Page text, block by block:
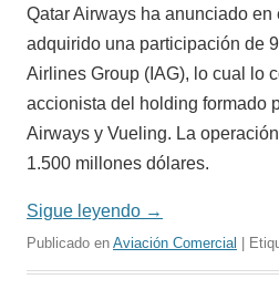
Qatar Airways ha anunciado en
adquirido una participación de
Airlines Group (IAG), lo cual lo
accionista del holding formado
Airways y Vueling. La
1.500 millones dólares.
Sigue leyendo →
Publicado en Aviación Comercial |